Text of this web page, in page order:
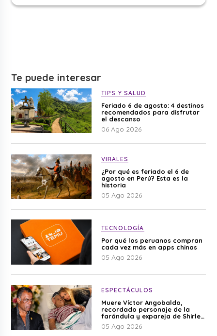
Te puede interesar
TIPS Y SALUD
Feriado 6 de agosto: 4 destinos
recomendados para disfrutar
el descanso
06 Ago 2026
VIRALES
¿Por qué es feriado el 6 de
agosto en Perú? Esta es la
historia
05 Ago 2026
TECNOLOGÍA
Por qué los peruanos compran
cada vez más en apps chinas
05 Ago 2026
ESPECTÁCULOS
Muere Víctor Angobaldo,
recordado personaje de la
farándula y expareja de Shirley
Cherres
05 Ago 2026